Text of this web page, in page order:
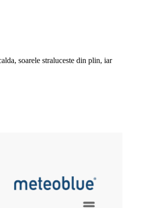
soarele straluceste din plin, iar